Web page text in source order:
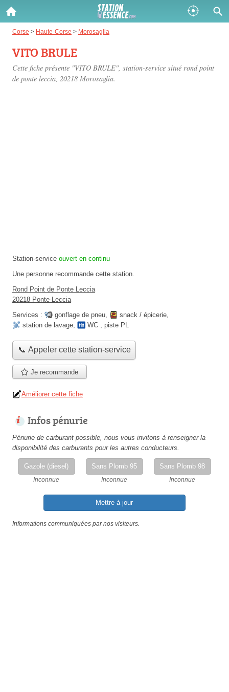
Corse > Haute-Corse > Morosaglia
VITO BRULE
Cette fiche présente "VITO BRULE", station-service situé rond point
de ponte leccia, 20218 Morosaglia.
Station-service ouvert en continu
Une personne recommande cette station.
Rond Point de Ponte Leccia
20218 Ponte-Leccia
Services :
gonflage de pneu, snack / épicerie,
station de lavage, WC , piste PL
📞 Appeler cette station-service
Je recommande
Améliorer cette fiche
Infos pénurie
Pénurie de carburant possible, nous vous invitons à renseigner la
disponibilité des carburants pour les autres conducteurs.
Gazole (diesel)
Inconnue
Sans Plomb 95
Inconnue
Sans Plomb 98
Inconnue
Mettre à jour
Informations communiquées par nos visiteurs.
Gazole :
Disponible
SP 98 :